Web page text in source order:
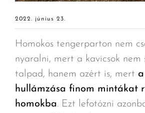
2022. június 23.
Homokos tengerparton nem
nyaralni, mert a kavicsok nem
talpad, hanem azért is, mert
hullámzása finom mintákat
homokba. Ezt lefotózni